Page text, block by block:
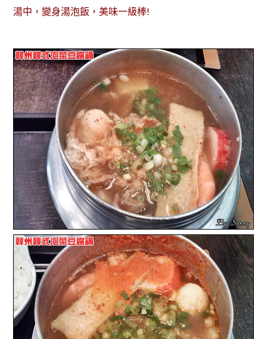
湯中，變身湯泡飯，美味一級棒!